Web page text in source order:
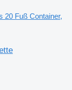
20 Fuß Container,